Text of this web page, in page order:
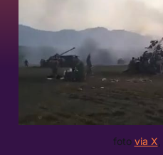
foto via X